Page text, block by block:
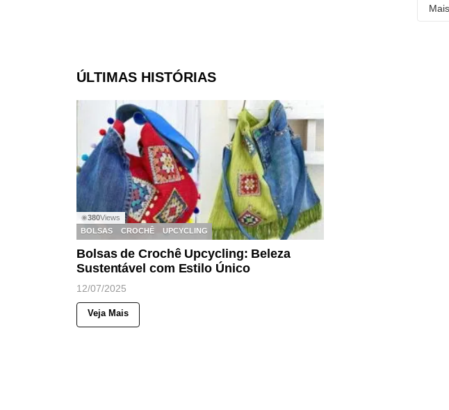
ÚLTIMAS HISTÓRIAS
◉380Views
BOLSAS
CROCHÊ UPCYCLING
Bolsas de Crochê Upcycling: Beleza
Sustentável com Estilo Único
12/07/2025
Veja Mais